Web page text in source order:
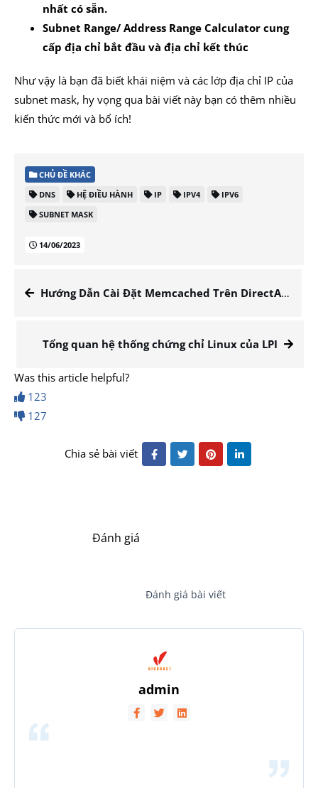
nhất có sẵn.
Subnet Range/ Address Range Calculator cung
cấp địa chỉ bắt đầu và địa chỉ kết thúc
Như vậy là bạn đã biết khái niệm và các lớp địa chỉ IP của
subnet mask, hy vọng qua bài viết này bạn có thêm nhiều
kiến thức mới và bổ ích!
CHỦ ĐỀ KHÁC
DNS
HỆ ĐIỀU HÀNH IP IPV4
IPV6
SUBNET MASK
14/06/2023
Hướng Dẫn Cài Đặt Memcached Trên DirectAdmin
Tổng quan hệ thống chứng chỉ Linux của LPI
Was this article helpful?
123
127
Chia sẻ bài viết
Đánh giá
Đánh giá bài viết
admin